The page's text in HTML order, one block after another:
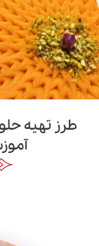
طرز تهیه